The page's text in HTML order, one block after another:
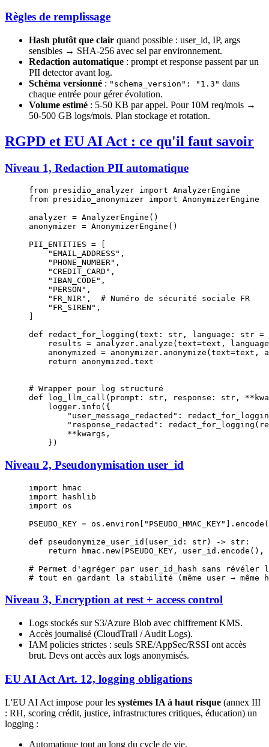
Règles de remplissage
Hash plutôt que clair quand possible : user_id, IP, args
sensibles → SHA-256 avec sel par environnement.
Redaction automatique : prompt et response passent par un
PII detector avant log.
Schéma versionné : "schema_version": "1.3" dans
chaque entrée pour gérer évolution.
Volume estimé : 5-50 KB par appel. Pour 10M req/mois →
50-500 GB logs/mois. Plan stockage et rotation.
RGPD et EU AI Act : ce qu'il faut savoir
Niveau 1, Redaction PII automatique
from presidio_analyzer import AnalyzerEngine
from presidio_anonymizer import AnonymizerEngine
analyzer = AnalyzerEngine()
anonymizer = AnonymizerEngine()
PII_ENTITIES =
    "EMAIL_ADDRESS"
,
    "PHONE_NUMBER"
,
    "CREDIT_CARD"
,
    "IBAN_CODE"
,
    "PERSON"
,
    "FR_NIR"
, # Numéro de sécurité sociale FR
    "FR_SIREN"
,
def redact_for_logging (text: str , language: str =
    results
= analyzer.analyze( text=text,
language
    anonymized
= anonymizer.anonymize( text=text,
    return
anonymized.text
# Wrapper pour log structuré
def log_llm_call (prompt: str , response: str , **
    logger.info({
        "user_message_redacted"
:
        "response_redacted"
:
        **
kwargs,
    })
Niveau 2, Pseudonymisation user_id
import hmac
import hashlib
import os
PSEUDO_KEY = os.environ[ "PSEUDO_HMAC_KEY"
def pseudonymize_user_id (user_id: str) -> str :
    return
hmac.new( PSEUDO_KEY , user_id.encode(),
# Permet d'agréger par user_id_hash sans
# tout en gardant la stabilité (même user → même
Niveau 3, Encryption at rest + access control
Logs stockés sur S3/Azure Blob avec chiffrement KMS.
Accès journalisé (CloudTrail / Audit Logs).
IAM policies strictes : seuls SRE/AppSec/RSSI ont accès
brut. Devs ont accès aux logs anonymisés.
EU AI Act Art. 12, logging obligations
L'EU AI Act impose pour les systèmes IA à haut risque (annex III
: RH, scoring crédit, justice, infrastructures critiques, éducation) un
logging :
Automatique tout au long du cycle de vie.